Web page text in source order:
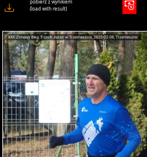
(load with result)